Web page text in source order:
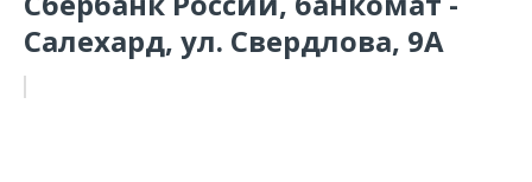
Салехард, ул. Свердлова, 9А